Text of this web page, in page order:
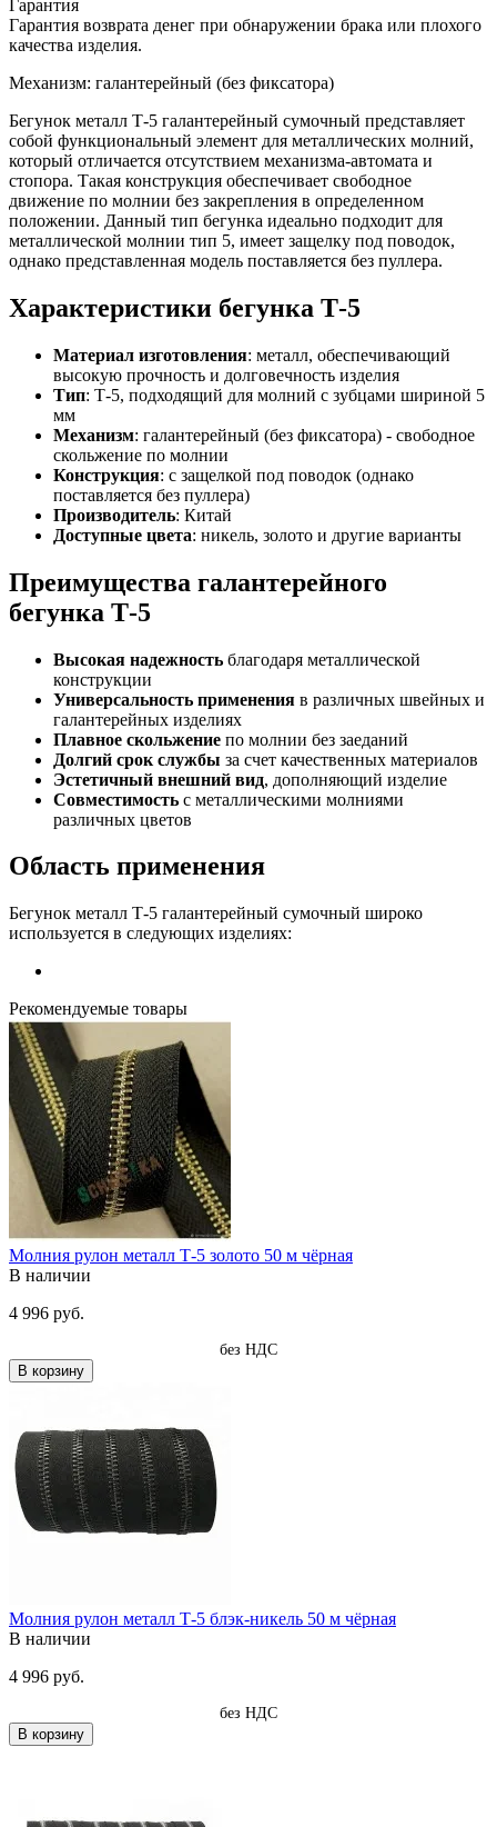
Гарантия
Гарантия возврата денег при обнаружении брака или плохого
качества изделия.
Механизм: галантерейный (без фиксатора)
Бегунок металл Т-5 галантерейный сумочный представляет
собой функциональный элемент для металлических молний,
который отличается отсутствием механизма-автомата и
стопора. Такая конструкция обеспечивает свободное
движение по молнии без закрепления в определенном
положении. Данный тип бегунка идеально подходит для
металлической молнии тип 5, имеет защелку под поводок,
однако представленная модель поставляется без пуллера.
Характеристики бегунка Т-5
Материал изготовления: металл, обеспечивающий
высокую прочность и долговечность изделия
Тип: Т-5, подходящий для молний с зубцами шириной 5
мм
Механизм: галантерейный (без фиксатора) - свободное
скольжение по молнии
Конструкция: с защелкой под поводок (однако
поставляется без пуллера)
Производитель: Китай
Доступные цвета: никель, золото и другие варианты
Преимущества галантерейного
бегунка Т-5
Высокая надежность благодаря металлической
конструкции
Универсальность применения в различных швейных и
галантерейных изделиях
Плавное скольжение по молнии без заеданий
Долгий срок службы за счет качественных материалов
Эстетичный внешний вид, дополняющий изделие
Совместимость с металлическими молниями
различных цветов
Область применения
Бегунок металл Т-5 галантерейный сумочный широко
используется в следующих изделиях:
Рекомендуемые товары
Молния рулон металл Т-5 золото 50 м чёрная
В наличии
4 996 руб.
без НДС
В корзину
Молния рулон металл Т-5 блэк-никель 50 м чёрная
В наличии
4 996 руб.
без НДС
В корзину